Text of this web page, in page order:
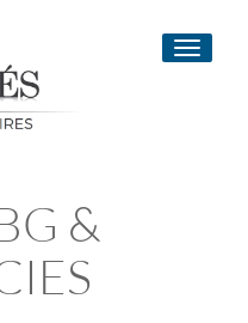
Toggle
&